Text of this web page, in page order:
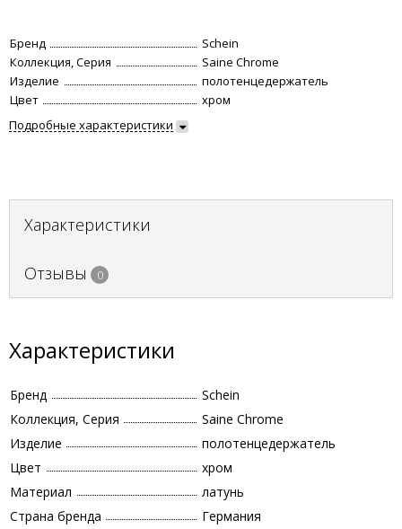
Бренд
Schein
Коллекция, Серия
Saine Chrome
Изделие
полотенцедержатель
Цвет
хром
Подробные характеристики
Характеристики
Отзывы 0
Характеристики
Бренд
Schein
Коллекция, Серия
Saine Chrome
Изделие
полотенцедержатель
Цвет
хром
Материал
латунь
Страна бренда
Германия